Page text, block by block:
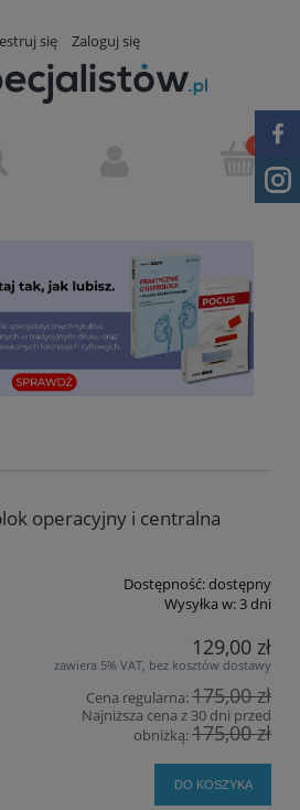
się Zaloguj się
operacyjny i centralna
Dostępność:dostępny
Wysyłka w: 3 dni
129,00 zł
zawiera 5% VAT, bez kosztów dostawy
Cena regularna:175,00 zł
Najniższa cena z 30 dni przed
obniżką:175,00 zł
DO KOSZYKA